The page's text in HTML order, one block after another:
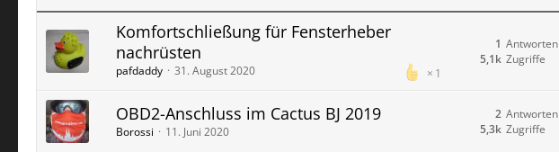
Komfortschließung für Fensterheber
nachrüsten
1
pafdaddy 31. August 2020
Antworten
1
Zugriffe
5,1k
OBD2-Anschluss im Cactus BJ 2019
Borossi 11. Juni 2020
Antworten
2
Zugriffe
5,3k